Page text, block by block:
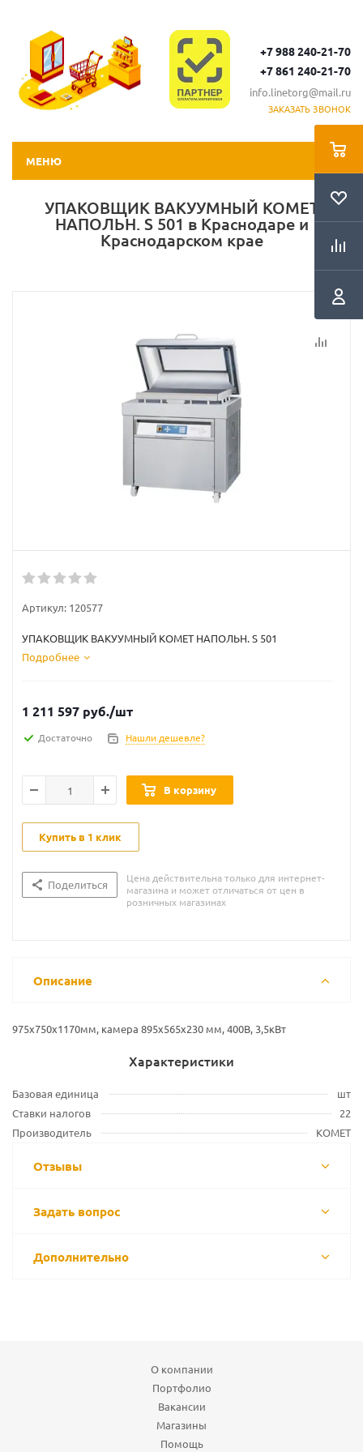
+7 988 240-21-70
+7 861 240-21-70
info.linetorg@mail.ru
ЗАКАЗАТЬ ЗВОНОК
МЕНЮ
УПАКОВЩИК ВАКУУМНЫЙ KOMET
НАПОЛЬН. S 501 в Краснодаре и
Краснодарском крае
Артикул: 120577
УПАКОВЩИК ВАКУУМНЫЙ KOMET НАПОЛЬН. S 501
Подробнее
1 211 597 руб./шт
Достаточно Нашли дешевле?
В корзину
Купить в 1 клик
Поделиться
Цена действительна только для интернет-
магазина и может отличаться от цен в
розничных магазинах
Описание
975x750x1170мм, камера 895x565x230 мм, 400В, 3,5кВт
Характеристики
Базовая единица
шт
Ставки налогов
22
Производитель
KOMET
Отзывы
Задать вопрос
Дополнительно
О компании
Портфолио
Вакансии
Магазины
Помощь